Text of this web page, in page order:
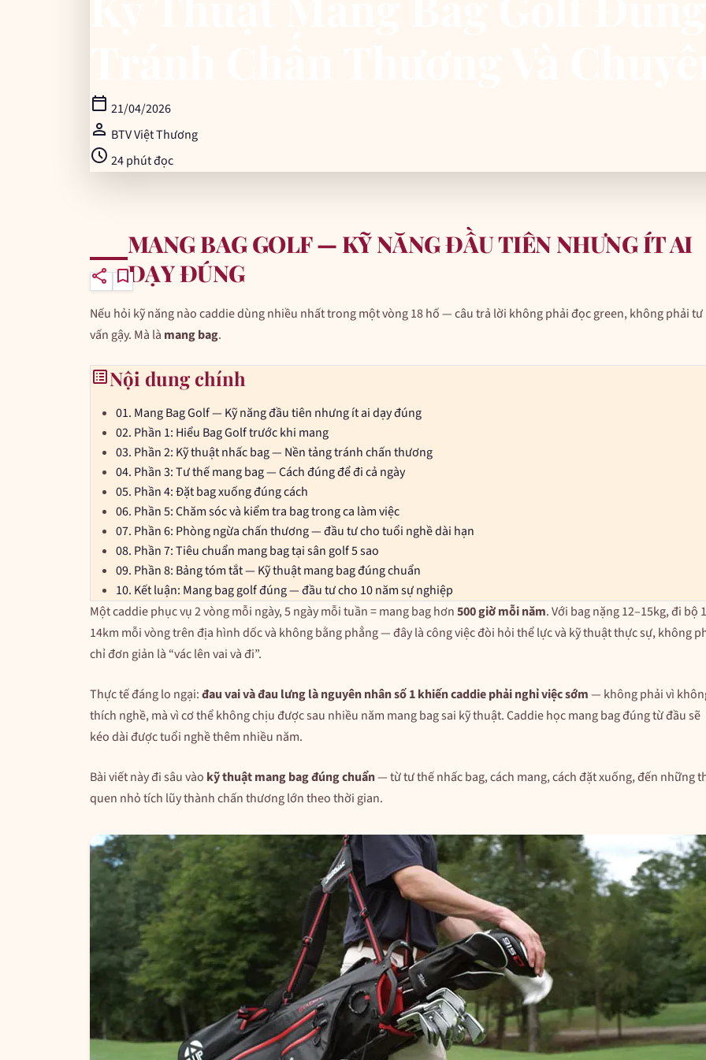
calendar_today 21/04/2026
person BTV Việt Thương
schedule 24 phút đọc
sharebookmark
MANG BAG GOLF — KỸ NĂNG ĐẦU TIÊN NHƯNG ÍT AI
DẠY ĐÚNG
Nếu hỏi kỹ năng nào caddie dùng nhiều nhất trong một vòng 18 hố — câu trả lời không phải đọc green, không phải tư
vấn gậy. Mà là mang bag.
list_altNội dung chính
01. Mang Bag Golf — Kỹ năng đầu tiên nhưng ít ai dạy đúng
02. Phần 1: Hiểu Bag Golf trước khi mang
03. Phần 2: Kỹ thuật nhấc bag — Nền tảng tránh chấn thương
04. Phần 3: Tư thế mang bag — Cách đúng để đi cả ngày
05. Phần 4: Đặt bag xuống đúng cách
06. Phần 5: Chăm sóc và kiểm tra bag trong ca làm việc
07. Phần 6: Phòng ngừa chấn thương — đầu tư cho tuổi nghề dài hạn
08. Phần 7: Tiêu chuẩn mang bag tại sân golf 5 sao
09. Phần 8: Bảng tóm tắt — Kỹ thuật mang bag đúng chuẩn
10. Kết luận: Mang bag golf đúng — đầu tư cho 10 năm sự nghiệp
Một caddie phục vụ 2 vòng mỗi ngày, 5 ngày mỗi tuần = mang bag hơn500 giờ mỗi năm. Với bag nặng 12–15kg, đi bộ
14km mỗi vòng trên địa hình dốc và không bằng phẳng — đây là công việc đòi hỏi thể lực và kỹ thuật thực sự, không
chỉ đơn giản là “vác lên vai và đi”.
Thực tế đáng lo ngại:đau vai và đau lưng là nguyên nhân số 1 khiến caddie phải nghỉ việc sớm— không phải vì
thích nghề, mà vì cơ thể không chịu được sau nhiều năm mang bag sai kỹ thuật. Caddie học mang bag đúng từ đầu sẽ
kéo dài được tuổi nghề thêm nhiều năm.
Bài viết này đi sâu vào kỹ thuật mang bag đúng chuẩn— từ tư thế nhấc bag, cách mang, cách đặt xuống, đến những
quen nhỏ tích lũy thành chấn thương lớn theo thời gian.